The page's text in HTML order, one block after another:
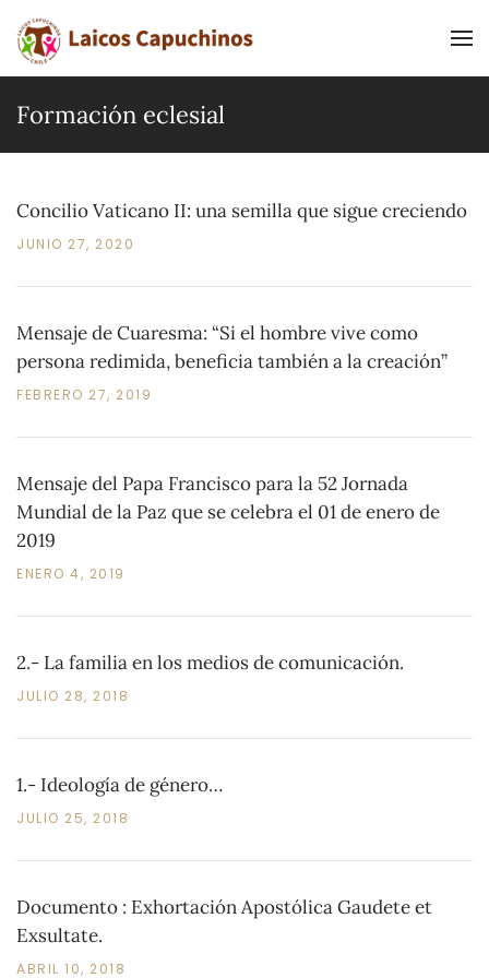
Ir al contenido principal
Formación eclesial
Concilio Vaticano II: una semilla que sigue creciendo
JUNIO 27, 2020
Mensaje de Cuaresma: “Si el hombre vive como
persona redimida, beneficia también a la creación”
FEBRERO 27, 2019
Mensaje del Papa Francisco para la 52 Jornada
Mundial de la Paz que se celebra el 01 de enero de
2019
ENERO 4, 2019
2.- La familia en los medios de comunicación.
JULIO 28, 2018
1.- Ideología de género…
JULIO 25, 2018
Documento : Exhortación Apostólica Gaudete et
Exsultate.
ABRIL 10, 2018